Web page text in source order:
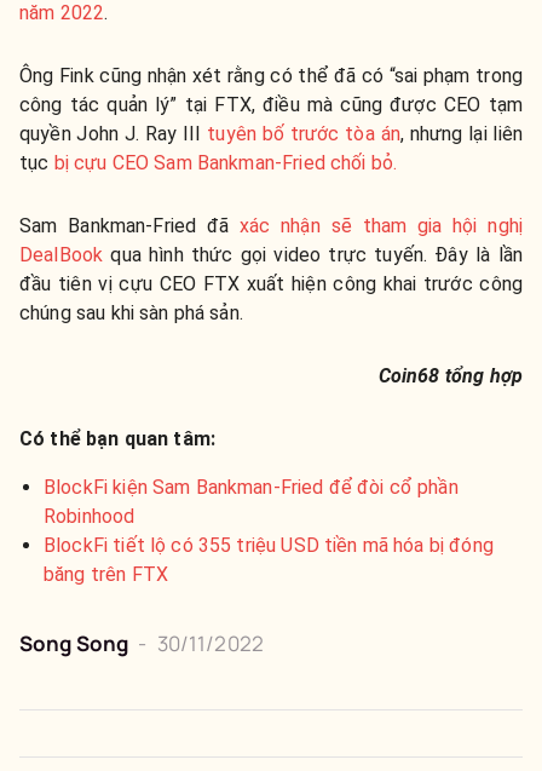
năm 2022.
Ông Fink cũng nhận xét rằng có thể đã có “sai phạm trong
công tác quản lý” tại FTX, điều mà cũng được CEO tạm
quyền John J. Ray III tuyên bố trước tòa án, nhưng lại liên
tục bị cựu CEO Sam Bankman-Fried chối bỏ.
Sam Bankman-Fried đã xác nhận sẽ tham gia hội nghị
DealBook qua hình thức gọi video trực tuyến. Đây là lần
đầu tiên vị cựu CEO FTX xuất hiện công khai trước công
chúng sau khi sàn phá sản.
Coin68 tổng hợp
Có thể bạn quan tâm:
BlockFi kiện Sam Bankman-Fried để đòi cổ phần
Robinhood
BlockFi tiết lộ có 355 triệu USD tiền mã hóa bị đóng
băng trên FTX
Song Song - 30/11/2022